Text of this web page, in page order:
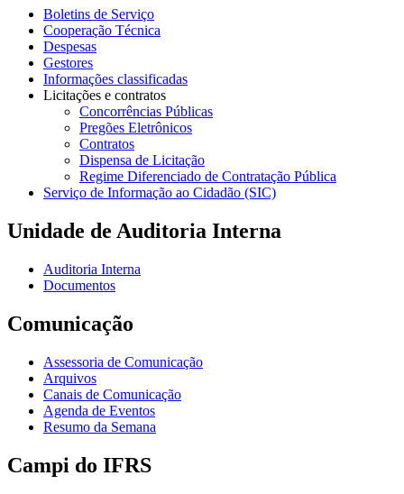
Boletins de Serviço
Cooperação Técnica
Despesas
Gestores
Informações classificadas
Licitações e contratos
Concorrências Públicas
Pregões Eletrônicos
Contratos
Dispensa de Licitação
Regime Diferenciado de Contratação Pública
Serviço de Informação ao Cidadão (SIC)
Unidade de Auditoria Interna
Auditoria Interna
Documentos
Comunicação
Assessoria de Comunicação
Arquivos
Canais de Comunicação
Agenda de Eventos
Resumo da Semana
Campi do IFRS